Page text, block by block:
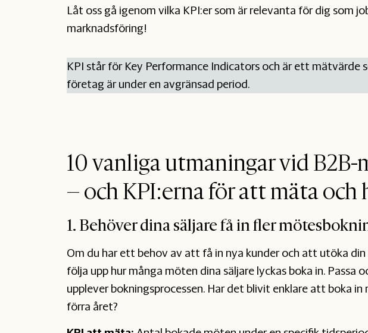
Låt oss gå igenom vilka KPI:er som är relevanta för dig som
marknadsföring!
KPI står för Key Performance Indicators och är ett mätvärde
företag är under en avgränsad period.
10 vanliga utmaningar vid
– och KPI:erna för att mäta och
1. Behöver dina säljare få in fler
Om du har ett behov av att få in nya kunder och att utöka
följa upp hur många möten dina säljare lyckas boka in. Passa
upplever bokningsprocessen. Har det blivit enklare att boka
förra året?